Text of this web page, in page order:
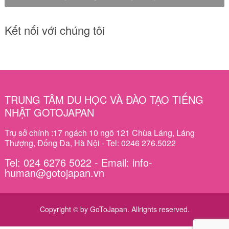
Kết nối với chúng tôi
TRUNG TÂM DU HỌC VÀ ĐÀO TẠO TIẾNG
NHẬT GOTOJAPAN
Trụ sở chính :17 ngách 10 ngõ 121 Chùa Láng, Láng
Thượng, Đống Đa, Hà Nội - Tel: 0246 276.5022
Tel: 024 6276 5022 - Email: info-
human@gotojapan.vn
Copyright © by GoToJapan. Allrights reserved.